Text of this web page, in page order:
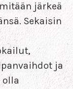
järkeä
Sekaisin
ja
olla